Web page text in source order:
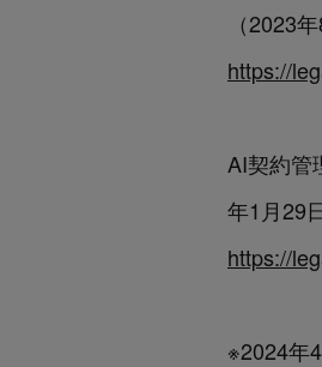
（2023
https://
AI契約管
年1月29
https://
※2024年